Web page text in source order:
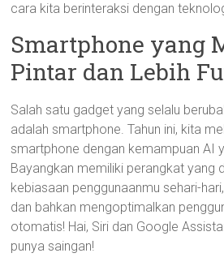
cara kita berinteraksi dengan
Smartphone yang
Pintar dan Lebih
Salah satu gadget yang selalu
adalah smartphone. Tahun ini, kita
smartphone dengan kemampuan AI
Bayangkan memiliki perangkat yang
kebiasaan penggunaanmu sehari-
dan bahkan mengoptimalkan
otomatis! Hai, Siri dan Google
punya saingan!